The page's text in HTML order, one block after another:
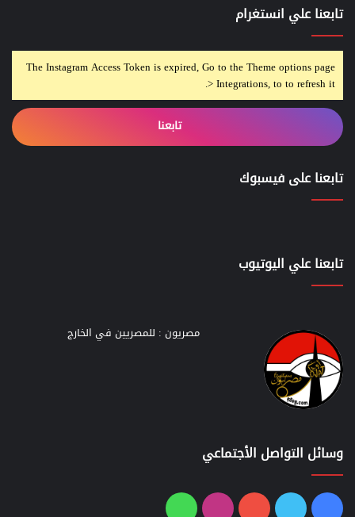
تابعنا علي انستغرام
The Instagram Access Token is expired, Go to the Theme options page
> Integrations, to to refresh it.
تابعنا
تابعنا على فيسبوك
تابعنا علي اليوتيوب
مصريون : للمصريين في الخارج
وسائل التواصل الأجتماعي
فيسبوك
تويتر يوتيوبانستقرامواتساب